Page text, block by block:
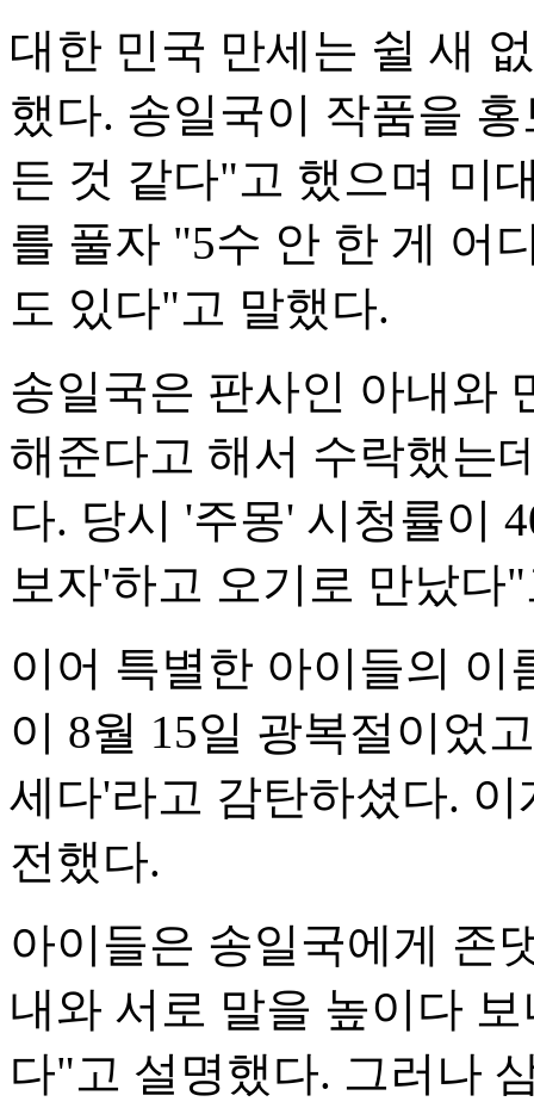
대한 민국 만세는 쉴 새
했다. 송일국이 작품을
든 것 같다"고 했으며 미
를 풀자 "5수 안 한 게 어
도 있다"고 말했다.
송일국은 판사인 아내와
해준다고 해서 수락했는
다. 당시 '주몽' 시청률이
보자'하고 오기로 만났다
이어 특별한 아이들의
이 8월 15일 광복절이었
세다'라고 감탄하셨다.
전했다.
아이들은 송일국에게 존
내와 서로 말을 높이다
다"고 설명했다. 그러나